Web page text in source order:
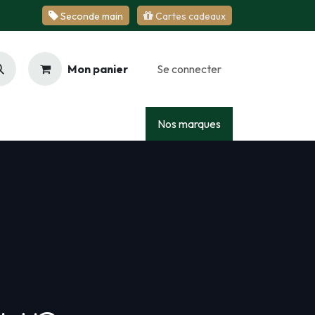
Se​​​​conde ​​​​m​​a​​in Cartes cadeaux
Mon panier Se connecter
Nos marques